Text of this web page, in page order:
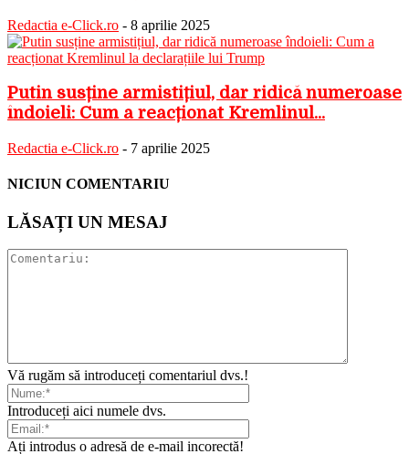
Redactia e-Click.ro - 8 aprilie 2025
Putin susține armistițiul, dar ridică numeroase
îndoieli: Cum a reacționat Kremlinul...
Redactia e-Click.ro - 7 aprilie 2025
NICIUN COMENTARIU
LĂSAȚI UN MESAJ
Vă rugăm să introduceți comentariul dvs.!
Introduceți aici numele dvs.
Ați introdus o adresă de e-mail incorectă!